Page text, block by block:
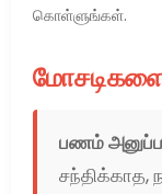
கொள்ளுங்கள்.
பணம்
சந்திக்காத,